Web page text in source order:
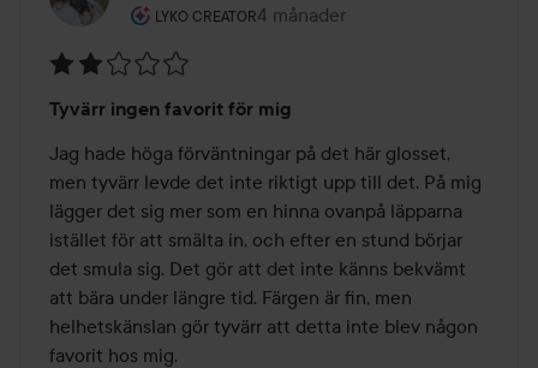
LYKO CREATOR
Användarens roll: Lyko Creator.
4 månader
Inlägget skapades 4 månader
2
av
5
Tyvärr ingen favorit för mig
Jag hade höga förväntningar på det här glosset,
men tyvärr levde det inte riktigt upp till det. På mig
lägger det sig mer som en hinna ovanpå läpparna
istället för att smälta in, och efter en stund börjar
det smula sig. Det gör att det inte känns bekvämt
att bära under längre tid. Färgen är fin, men
helhetskänslan gör tyvärr att detta inte blev någon
favorit hos mig.